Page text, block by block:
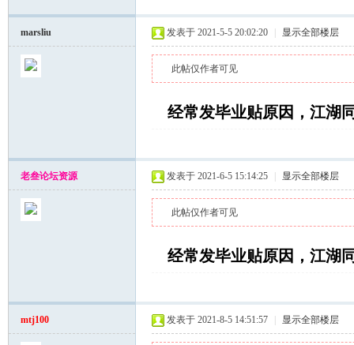
marsliu 发表于 2021-5-5 20:02:20 显示全部楼层
此帖仅作者可见
经常发毕业贴原因，江湖
老叁论坛资源 发表于 2021-6-5 15:14:25 显示全部楼层
此帖仅作者可见
经常发毕业贴原因，江湖
mtj100 发表于 2021-8-5 14:51:57 显示全部楼层